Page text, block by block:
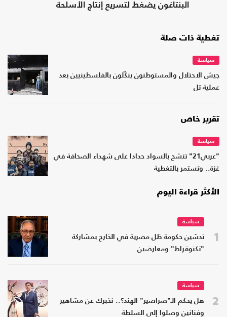
البنتاغون يضغط لتسريع إنتاج الأسلحة
تغطية ذات صلة
سياسة
جيش الاحتلال والمستوطنون ينكّلون بالفلسطينيين بعد
عملية تل
تقرير خاص
سياسة
"عربي21" تتشح بالسواد حدادا على شهداء الصحافة في
غزة.. وتستمر بالتغطية
الأكثر قراءة اليوم
1
سياسة
تدشين حكومة ظل مصرية في الخارج بمشاركة
"تكنوقراط" ومعارضين
2
سياسة
هل يحكم الـ"صراصير" الهند؟.. نخبرك عن مشاهير
وفنانين وصلوا إلى السلطة